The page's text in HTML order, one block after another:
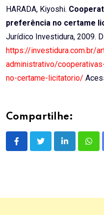
HARADA, Kiyoshi.
preferência no certame
Jurídico Investidura, 2009.
https://investidura.com.br/
administrativo/
no-certame-licitatorio/
Compartilhe:
LinkedIn